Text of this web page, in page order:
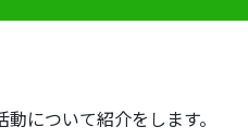
について紹介をします。